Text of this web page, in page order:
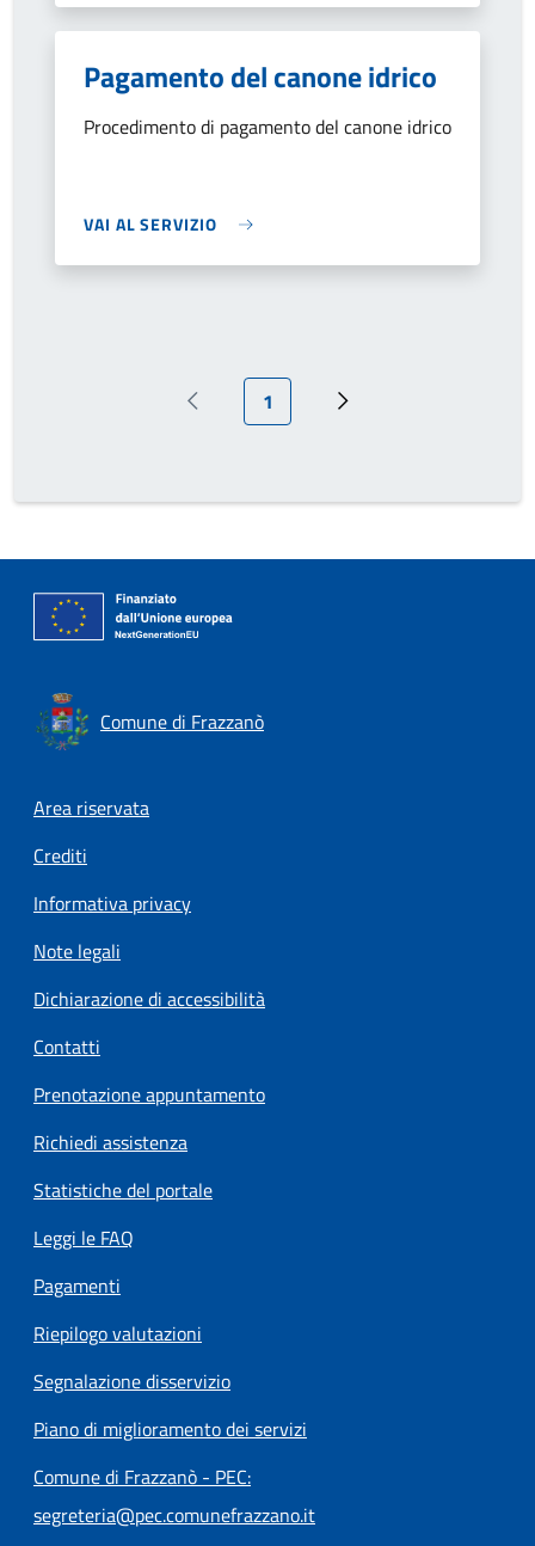
Pagamento del canone idrico
Procedimento di pagamento del canone idrico
VAI AL SERVIZIO
Pagina precedente
Pagina attuale
1 Pagina successiva
Comune di Frazzanò
Footer menu
Area riservata
Crediti
Informativa privacy
Note legali
Dichiarazione di accessibilità
Contatti
Prenotazione appuntamento
Richiedi assistenza
Statistiche del portale
Leggi le FAQ
Pagamenti
Riepilogo valutazioni
Segnalazione disservizio
Piano di miglioramento dei servizi
Comune di Frazzanò - PEC:
segreteria@pec.comunefrazzano.it